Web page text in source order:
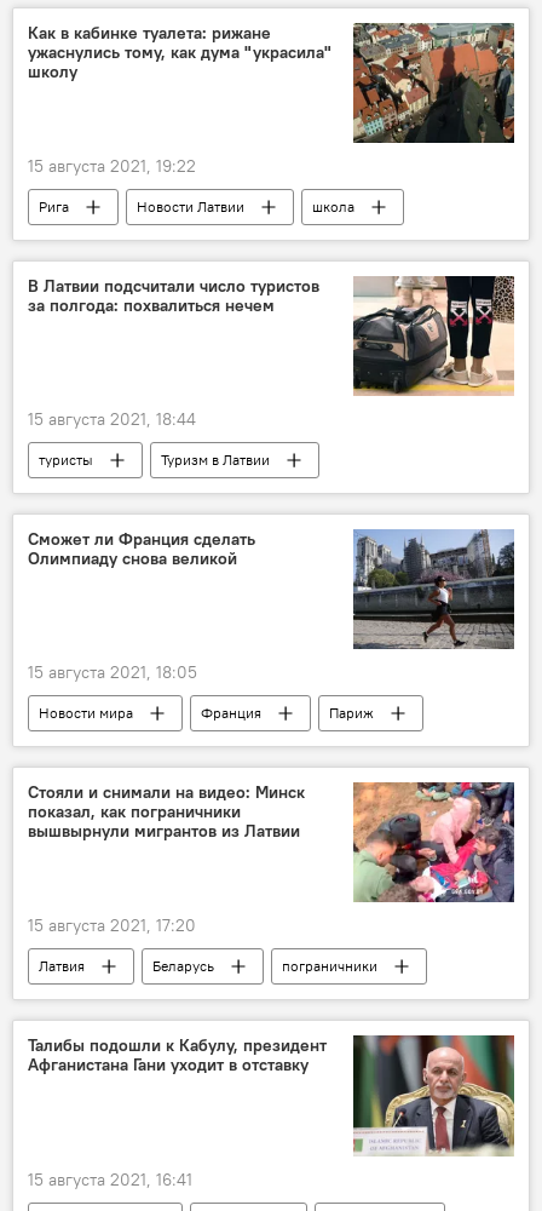
Как в кабинке туалета: рижане
ужаснулись тому, как дума "украсила"
школу
15 августа 2021, 19:22
Рига Новости Латвии
школа
рисунок
В Латвии подсчитали число туристов
за полгода: похвалиться нечем
15 августа 2021, 18:44
туристы
Туризм в Латвии
Новости Латвии
Латвия
статистика
Центральное статистическое управление
Сможет ли Франция сделать
Олимпиаду снова великой
15 августа 2021, 18:05
Новости мира Франция
Париж
Олимпиада
Спорт
Стояли и снимали на видео: Минск
показал, как пограничники
вышвырнули мигрантов из Латвии
15 августа 2021, 17:20
Латвия Беларусь
пограничники
мигранты
незаконная миграция
белорусско-латвийская граница
Талибы подошли к Кабулу, президент
Афганистана Гани уходит в отставку
15 августа 2021, 16:41